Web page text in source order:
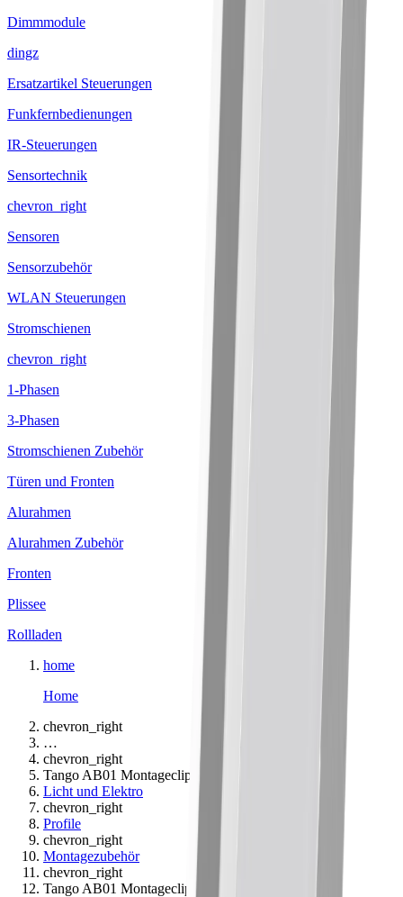
Dimmmodule
dingz
Ersatzartikel Steuerungen
Funkfernbedienungen
IR-Steuerungen
Sensortechnik
chevron_right
Sensoren
Sensorzubehör
WLAN Steuerungen
Stromschienen
chevron_right
1-Phasen
3-Phasen
Stromschienen Zubehör
Türen und Fronten
Alurahmen
Alurahmen Zubehör
Fronten
Plissee
Rollladen
home
Home
chevron_right
…
chevron_right
Tango AB01 Montageclip
Licht und Elektro
chevron_right
Profile
chevron_right
Montagezubehör
chevron_right
Tango AB01 Montageclip